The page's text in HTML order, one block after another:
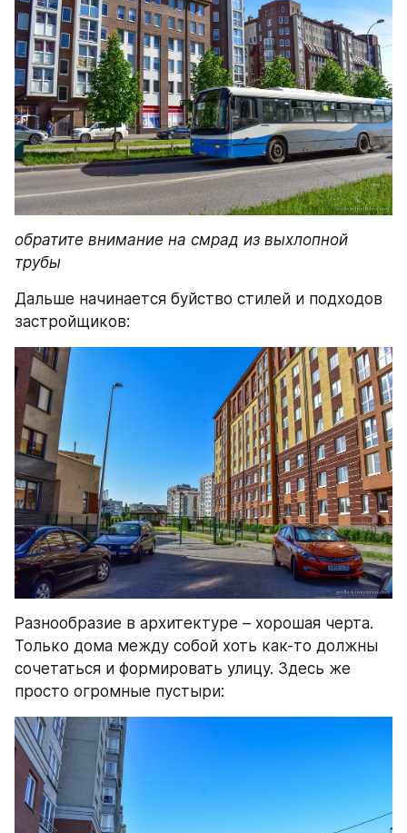
обратите внимание на смрад из выхлопной
трубы
Дальше начинается буйство стилей и подходов
застройщиков:
Разнообразие в архитектуре – хорошая черта.
Только дома между собой хоть как-то должны
сочетаться и формировать улицу. Здесь же
просто огромные пустыри: